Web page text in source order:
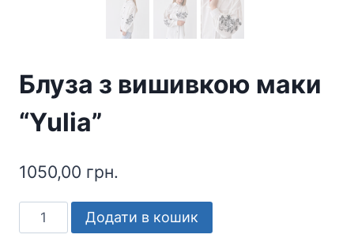
Блуза з вишивкою маки
“Yulia”
1050,00 грн.
Блуза
з
Додати в кошик